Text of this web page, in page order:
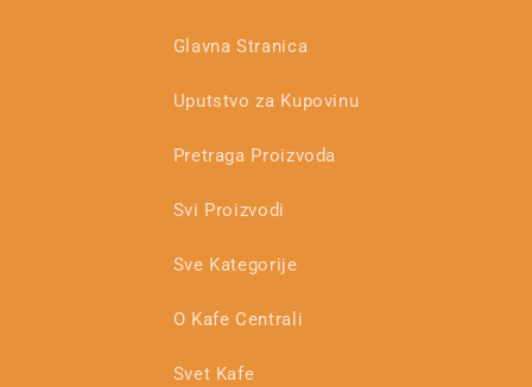
Glavna Stranica
Uputstvo za Kupovinu
Pretraga Proizvoda
Svi Proizvodi
Sve Kategorije
O Kafe Centrali
Svet Kafe